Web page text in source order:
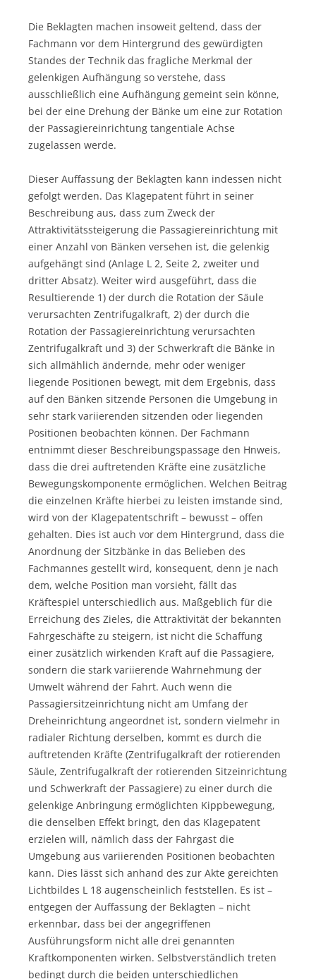
Die Beklagten machen insoweit geltend, dass der
Fachmann vor dem Hintergrund des gewürdigten
Standes der Technik das fragliche Merkmal der
gelenkigen Aufhängung so verstehe, dass
ausschließlich eine Aufhängung gemeint sein könne,
bei der eine Drehung der Bänke um eine zur Rotation
der Passagiereinrichtung tangentiale Achse
zugelassen werde.
Dieser Auffassung der Beklagten kann indessen nicht
gefolgt werden. Das Klagepatent führt in seiner
Beschreibung aus, dass zum Zweck der
Attraktivitätssteigerung die Passagiereinrichtung mit
einer Anzahl von Bänken versehen ist, die gelenkig
aufgehängt sind (Anlage L 2, Seite 2, zweiter und
dritter Absatz). Weiter wird ausgeführt, dass die
Resultierende 1) der durch die Rotation der Säule
verursachten Zentrifugalkraft, 2) der durch die
Rotation der Passagiereinrichtung verursachten
Zentrifugalkraft und 3) der Schwerkraft die Bänke in
sich allmählich ändernde, mehr oder weniger
liegende Positionen bewegt, mit dem Ergebnis, dass
auf den Bänken sitzende Personen die Umgebung in
sehr stark variierenden sitzenden oder liegenden
Positionen beobachten können. Der Fachmann
entnimmt dieser Beschreibungspassage den Hnweis,
dass die drei auftretenden Kräfte eine zusätzliche
Bewegungskomponente ermöglichen. Welchen Beitrag
die einzelnen Kräfte hierbei zu leisten imstande sind,
wird von der Klagepatentschrift – bewusst – offen
gehalten. Dies ist auch vor dem Hintergrund, dass die
Anordnung der Sitzbänke in das Belieben des
Fachmannes gestellt wird, konsequent, denn je nach
dem, welche Position man vorsieht, fällt das
Kräftespiel unterschiedlich aus. Maßgeblich für die
Erreichung des Zieles, die Attraktivität der bekannten
Fahrgeschäfte zu steigern, ist nicht die Schaffung
einer zusätzlich wirkenden Kraft auf die Passagiere,
sondern die stark variierende Wahrnehmung der
Umwelt während der Fahrt. Auch wenn die
Passagiersitzeinrichtung nicht am Umfang der
Dreheinrichtung angeordnet ist, sondern vielmehr in
radialer Richtung derselben, kommt es durch die
auftretenden Kräfte (Zentrifugalkraft der rotierenden
Säule, Zentrifugalkraft der rotierenden Sitzeinrichtung
und Schwerkraft der Passagiere) zu einer durch die
gelenkige Anbringung ermöglichten Kippbewegung,
die denselben Effekt bringt, den das Klagepatent
erzielen will, nämlich dass der Fahrgast die
Umgebung aus variierenden Positionen beobachten
kann. Dies lässt sich anhand des zur Akte gereichten
Lichtbildes L 18 augenscheinlich feststellen. Es ist –
entgegen der Auffassung der Beklagten – nicht
erkennbar, dass bei der angegriffenen
Ausführungsform nicht alle drei genannten
Kraftkomponenten wirken. Selbstverständlich treten
bedingt durch die beiden unterschiedlichen